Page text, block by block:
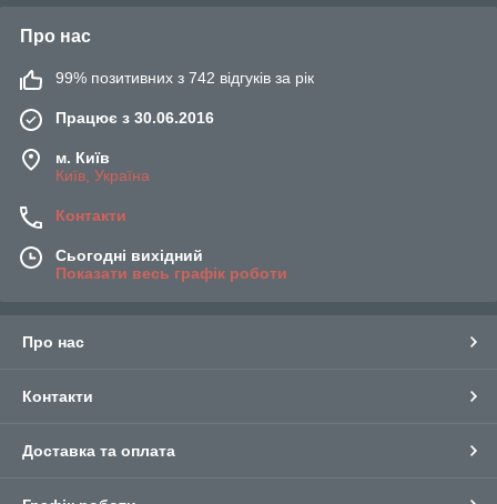
Про нас
99% позитивних з 742 відгуків за рік
Працює з 30.06.2016
м. Київ
Київ, Україна
Контакти
Сьогодні вихідний
Показати весь графік роботи
Про нас
Контакти
Доставка та оплата